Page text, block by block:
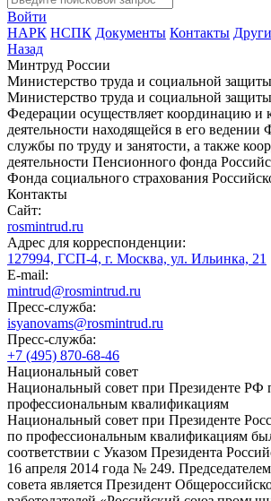
Войти
НАРК НСПК Документы Контакты
Назад
Минтруд России
Министерство труда и социальной
Министерство труда и социальной
Федерации осуществляет координацию и
деятельности находящейся в его ведении
службы по труду и занятости, а также
деятельности Пенсионного фонда
Фонда социального страхования
Контакты
Сайт:
rosmintrud.ru
Адрес для корреспонденции:
127994, ГСП-4, г. Москва, ул. Ильинка, 21
E-mail:
mintrud@rosmintrud.ru
Пресс-служба:
isyanovams@rosmintrud.ru
Пресс-служба:
+7 (495) 870-68-46
Национальный совет
Национальный совет при Президенте РФ
профессиональным квалификациям
Национальный совет при Президенте
по профессиональным квалификациям
соответствии с Указом Президента
16 апреля 2014 года № 249.
совета является Президент